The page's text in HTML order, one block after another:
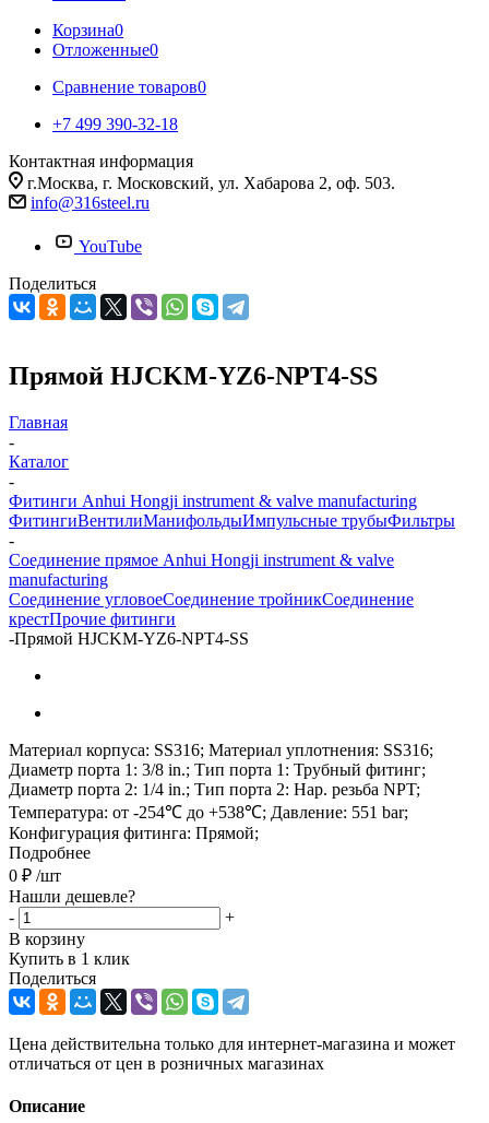
Корзина0
Отложенные0
Сравнение товаров0
+7 499 390-32-18
Контактная информация
г.Москва, г. Московский, ул. Хабарова 2, оф. 503.
info@316steel.ru
YouTube
Поделиться
Прямой HJCKM-YZ6-NPT4-SS
Главная
-
Каталог
-
Фитинги Anhui Hongji instrument & valve manufacturing
ФитингиВентилиМанифольдыИмпульсные трубыФильтры
-
Соединение прямое Anhui Hongji instrument & valve
manufacturing
Соединение угловоеСоединение тройникСоединение
крестПрочие фитинги
-Прямой HJCKM-YZ6-NPT4-SS
Материал корпуса: SS316; Материал уплотнения: SS316;
Диаметр порта 1: 3/8 in.; Тип порта 1: Трубный фитинг;
Диаметр порта 2: 1/4 in.; Тип порта 2: Нар. резьба NPT;
Температура: от -254℃ до +538℃; Давление: 551 bar;
Конфигурация фитинга: Прямой;
Подробнее
0 ₽ /шт
Нашли дешевле?
-
+
В корзину
Купить в 1 клик
Поделиться
Цена действительна только для интернет-магазина и может
отличаться от цен в розничных магазинах
Описание